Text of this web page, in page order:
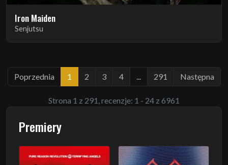
Iron Maiden
Senjutsu
Poprzednia 1 2 3 4 291 Następna
Strona 1 z 291, recenzje: 1 - 24 z 6961
Premiery